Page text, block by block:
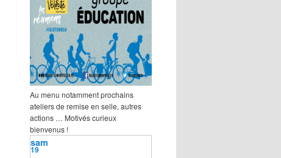
Au menu notamment prochains
ateliers de remise en selle, autres
actions … Motivés curieux
bienvenus !
19
sam